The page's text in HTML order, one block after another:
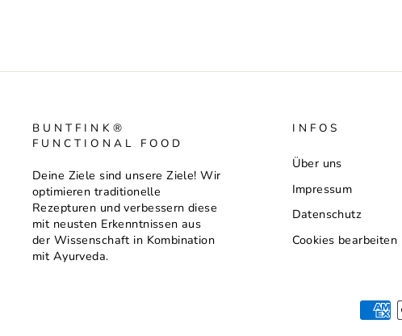
BUNTFINK®
FUNCTIONAL FOOD
Deine Ziele sind unsere Ziele! Wir
optimieren traditionelle
Rezepturen und verbessern diese
mit neusten Erkenntnissen aus
der Wissenschaft in Kombination
mit Ayurveda.
INFOS
Über uns
Impressum
Datenschutz
Cookies bearbeiten